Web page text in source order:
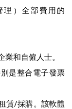
理）全部費用的
和自僱人士。
是整合電子發票
賃/採購。該軟體